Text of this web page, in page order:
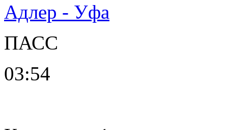
Адлер - Уфа
ПАСС
03:54